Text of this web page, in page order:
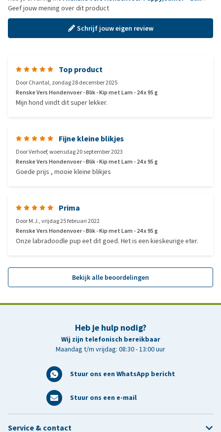
Geef jouw mening over dit product
Schrijf jouw eigen review
Top product
DoorChantal, zondag 28 december 2025
Renske Vers Hondenvoer - Blik - Kip met Lam - 24 x 95 g
Mijn hond vindt dit super lekker.
Fijne kleine blikjes
DoorVerhoef,woensdag 20 september 2023
Renske Vers Hondenvoer - Blik - Kip met Lam - 24 x 95 g
Goede prijs , mooie kleine blikjes
Prima
DoorM.J.,vrijdag 25 februari 2022
Renske Vers Hondenvoer - Blik - Kip met Lam - 24 x 95 g
Onze labradoodle pup eet dit goed. Het is een kieskeurige eter.
Bekijk alle beoordelingen
Heb je hulp nodig?
Wij zijn telefonisch bereikbaar
Maandag t/m vrijdag: 08:30 - 13:00 uur
Stuur ons een WhatsApp bericht
Stuur ons een e-mail
Service & contact